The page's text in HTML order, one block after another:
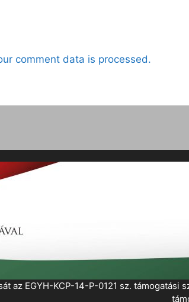
comment data is processed.
az EGYH-KCP-14-P-0121 sz.